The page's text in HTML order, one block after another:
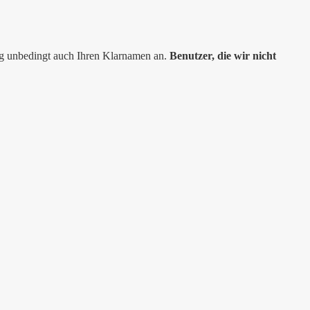
unbedingt auch Ihren Klarnamen an. Benutzer, die wir nicht